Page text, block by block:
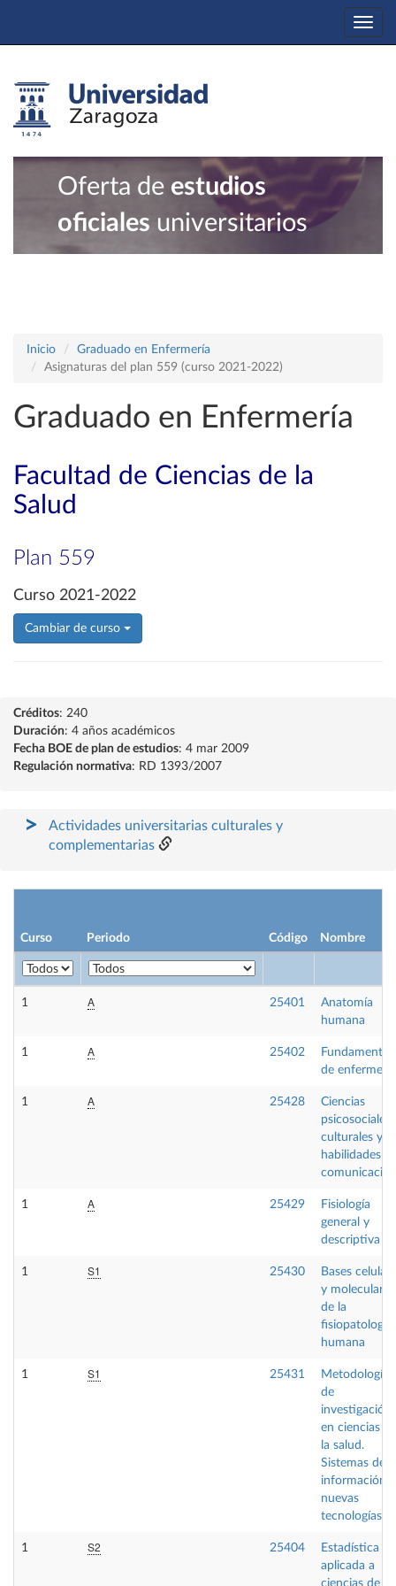
Oferta de estudios
oficiales universitarios
Inicio
Graduado en Enfermería
Asignaturas del plan 559 (curso 2021-2022)
Graduado en Enfermería
Facultad de Ciencias de la
Salud
Plan 559
Curso 2021-2022
Cambiar de curso
Créditos: 240
Duración: 4 años académicos
Fecha BOE de plan de estudios: 4 mar 2009
Regulación normativa: RD 1393/2007
Actividades universitarias culturales y
complementarias
Curso Periodo Código Nombre
1 A 25401
Anatomía
humana
1 A 25402
Fundamentos
de enfermería
1 A 25428
Ciencias
psicosociales,
culturales y
habilidades
comunicación
1 A 25429
Fisiología
general y
descriptiva
1 S1 25430
Bases
y moleculares
de la
fisiopatología
humana
1 S1 25431
Metodología
de
investigación
en ciencias de
la salud.
Sistemas de
información y
nuevas
tecnologías
1 S2 25404
Estadística
aplicada a
ciencias de la